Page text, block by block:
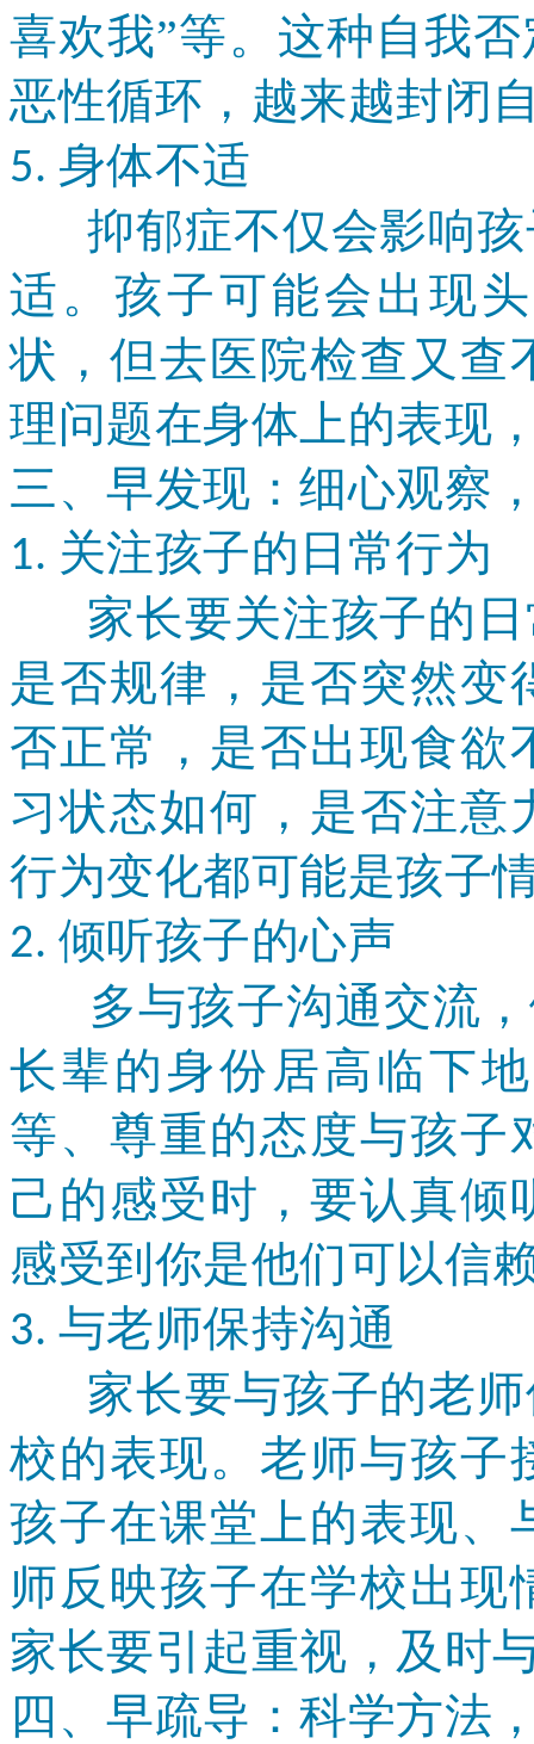
喜欢我”等。这种自我
恶性循环，越来越封闭
5. 身体不适
抑郁症不仅会影响孩
适。孩子可能会出现
状，但去医院检查又查
理问题在身体上的表现
三、早发现：细心观察
1. 关注孩子的日常行为
家长要关注孩子的日
是否规律，是否突然变
否正常，是否出现食欲
习状态如何，是否注意
行为变化都可能是孩子
2. 倾听孩子的心声
多与孩子沟通交流，
长辈的身份居高临下
等、尊重的态度与孩子
己的感受时，要认真倾
感受到你是他们可以信
3. 与老师保持沟通
家长要与孩子的老师
校的表现。老师与孩子
孩子在课堂上的表现、
师反映孩子在学校出现
家长要引起重视，及时
四、早疏导：科学方法